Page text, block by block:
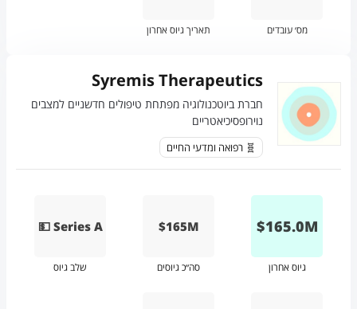
מס׳ עובדים תאריך גיוס אחרון
Syremis Therapeutics
חברת ביוטכנולוגיה מפתחת טיפולים חדשניים למצבים
נוירופסיכיאטריים
🧬 רפואה ומדעי החיים
M
165.0
$
גיוס אחרון
$165M
סה״כ גיוסים
💵 Series A
שלב גיוס